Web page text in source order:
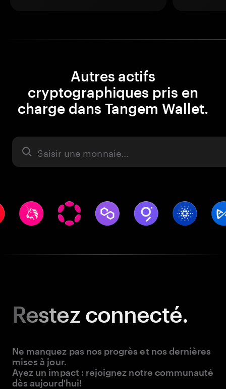
Autres actifs
cryptographiques pris en
charge dans Tangem Wallet.
Actifs
Restezconnecté.
Ne manquez pas nos progrès et nos dernières
mises à jour.
Ayez un impact : rejoignez notre communauté
dès aujourd'hui!